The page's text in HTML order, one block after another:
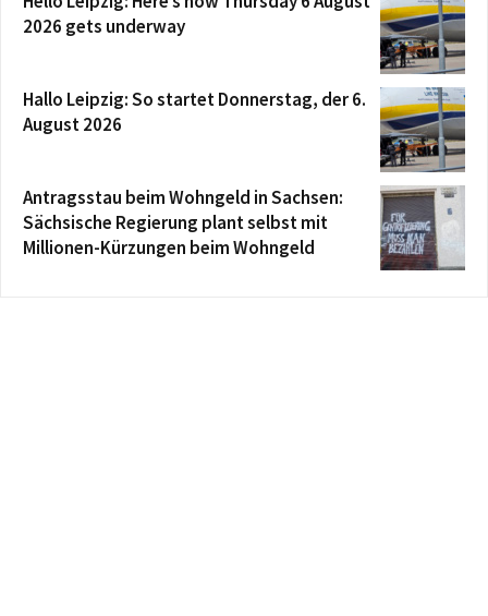
2026 gets underway
Hallo Leipzig: So startet Donnerstag, der 6.
August 2026
Antragsstau beim Wohngeld in Sachsen:
Sächsische Regierung plant selbst mit
Millionen-Kürzungen beim Wohngeld